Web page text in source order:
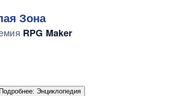
Подробнее: Энциклопедия